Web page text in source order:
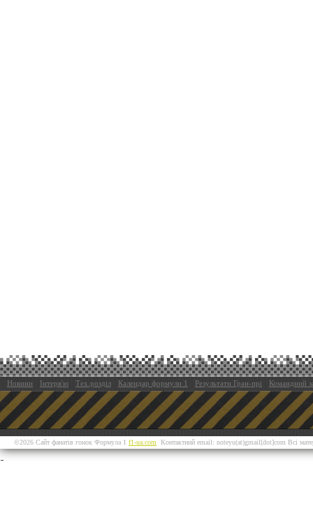
Новини Інтерв'ю Тех.розділ Календар формули 1 Результати Гран-прі Командний
©2026 Сайт фанатів гонок Формула 1 f1-ua.com Контактний email: noteyu(at)gmail[dot]com Всі